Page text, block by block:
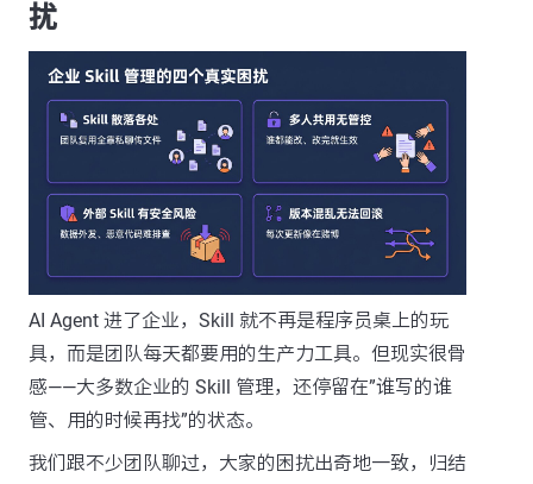
扰
AI Agent 进了企业，Skill 就不再是程序员桌上的玩
具，而是团队每天都要用的生产力工具。但现实很骨
感——大多数企业的 Skill 管理，还停留在”谁写的谁
管、用的时候再找”的状态。
我们跟不少团队聊过，大家的困扰出奇地一致，归结